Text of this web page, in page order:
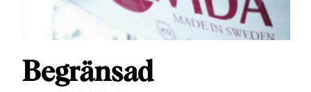
Begränsad